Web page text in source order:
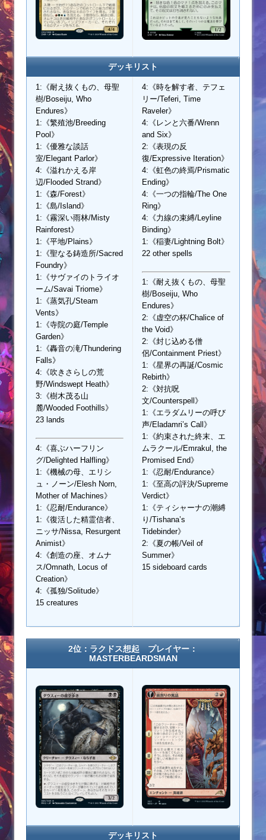
デッキリスト
1:《耐え抜くもの、母聖
樹/Boseiju, Who
Endures》
1:《繁殖池/Breeding
Pool》
1:《優雅な談話
室/Elegant Parlor》
4:《溢れかえる岸
辺/Flooded Strand》
1:《森/Forest》
1:《島/Island》
1:《霧深い雨林/Misty
Rainforest》
1:《平地/Plains》
1:《聖なる鋳造所/Sacred
Foundry》
1:《サヴァイのトライオ
ーム/Savai Triome》
1:《蒸気孔/Steam
Vents》
1:《寺院の庭/Temple
Garden》
1:《轟音の滝/Thundering
Falls》
4:《吹きさらしの荒
野/Windswept Heath》
3:《樹木茂る山
麓/Wooded Foothills》
23 lands
4:《喜ぶハーフリン
グ/Delighted Halfling》
1:《機械の母、エリシ
ュ・ノーン/Elesh Norn,
Mother of Machines》
1:《忍耐/Endurance》
1:《復活した精霊信者、
ニッサ/Nissa, Resurgent
Animist》
4:《創造の座、オムナ
ス/Omnath, Locus of
Creation》
4:《孤独/Solitude》
15 creatures
4:《時を解す者、テフェ
リー/Teferi, Time
Raveler》
4:《レンと六番/Wrenn
and Six》
2:《表現の反
復/Expressive Iteration》
4:《虹色の終焉/Prismatic
Ending》
4:《一つの指輪/The One
Ring》
4:《力線の束縛/Leyline
Binding》
1:《稲妻/Lightning Bolt》
22 other spells
1:《耐え抜くもの、母聖
樹/Boseiju, Who
Endures》
2:《虚空の杯/Chalice of
the Void》
2:《封じ込める僧
侶/Containment Priest》
1:《星界の再誕/Cosmic
Rebirth》
2:《対抗呪
文/Counterspell》
1:《エラダムリーの呼び
声/Eladamri’s Call》
1:《約束された終末、エ
ムラクール/Emrakul, the
Promised End》
1:《忍耐/Endurance》
1:《至高の評決/Supreme
Verdict》
1:《ティシャーナの潮縛
り/Tishana’s
Tidebinder》
2:《夏の帳/Veil of
Summer》
15 sideboard cards
2位：ラクドス想起 プレイヤー：
MASTERBEARDSMAN
デッキリスト